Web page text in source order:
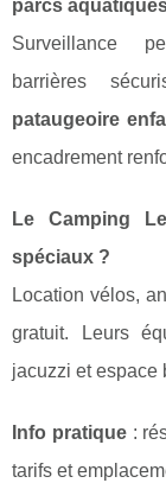
parcs
Surveillance
barrières
pataugeoire
encadrement
Le Camping
spéciaux ?
Location vélos,
gratuit. Leurs
jacuzzi et espace
Info pratique:
tarifs et